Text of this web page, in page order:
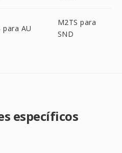
para AU
M2TS para
SND
específicos